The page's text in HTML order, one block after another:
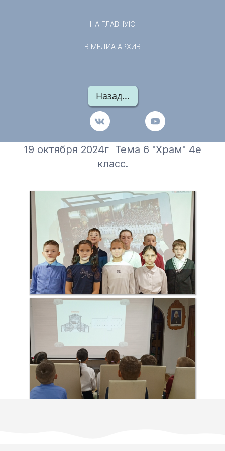
НА ГЛАВНУЮ
В МЕДИА АРХИВ
Назад...
19 октября 2024г Тема 6 "Храм" 4е
класс.